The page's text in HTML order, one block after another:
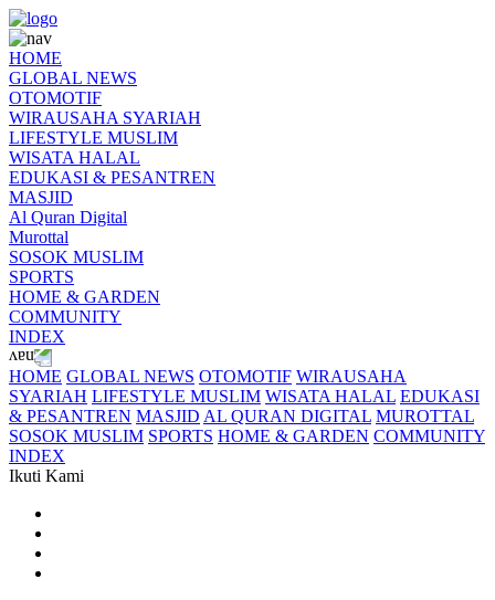
HOME
GLOBAL NEWS
OTOMOTIF
WIRAUSAHA SYARIAH
LIFESTYLE MUSLIM
WISATA HALAL
EDUKASI & PESANTREN
MASJID
Al Quran Digital
Murottal
SOSOK MUSLIM
SPORTS
HOME & GARDEN
COMMUNITY
INDEX
HOME GLOBAL NEWS OTOMOTIF WIRAUSAHA
SYARIAH LIFESTYLE MUSLIM WISATA HALAL EDUKASI
& PESANTREN MASJID AL QURAN DIGITAL MUROTTAL
SOSOK MUSLIM SPORTS HOME & GARDEN COMMUNITY
INDEX
Ikuti Kami